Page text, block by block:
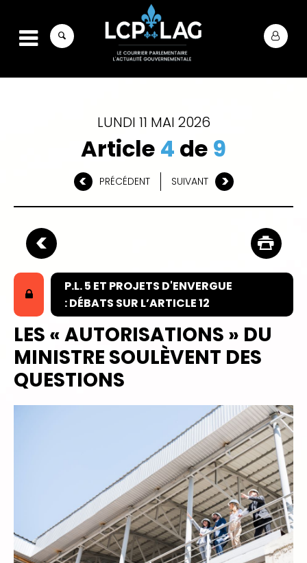
LUNDI 11 MAI 2026
Article 4 de 9
PRÉCÉDENT SUIVANT
P.L. 5 ET PROJETS D'ENVERGUE
: DÉBATS SUR L’ARTICLE 12
LES « AUTORISATIONS » DU
MINISTRE SOULÈVENT DES
QUESTIONS